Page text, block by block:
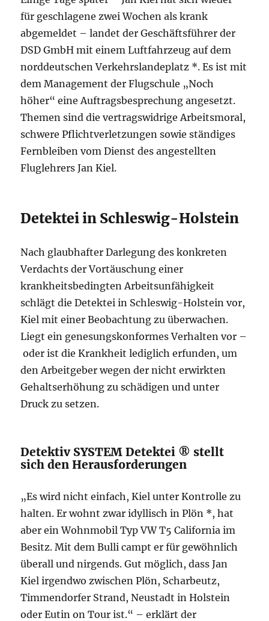
für geschlagene zwei Wochen als krank
abgemeldet – landet der Geschäftsführer der
DSD GmbH mit einem Luftfahrzeug auf dem
norddeutschen Verkehrslandeplatz *. Es ist mit
dem Management der Flugschule „Noch
höher“ eine Auftragsbesprechung angesetzt.
Themen sind die vertragswidrige Arbeitsmoral,
schwere Pflichtverletzungen sowie ständiges
Fernbleiben vom Dienst des angestellten
Fluglehrers Jan Kiel.
Detektei in Schleswig-Holstein
Nach glaubhafter Darlegung des konkreten
Verdachts der Vortäuschung einer
krankheitsbedingten Arbeitsunfähigkeit
schlägt die Detektei in Schleswig-Holstein vor,
Kiel mit einer Beobachtung zu überwachen.
Liegt ein genesungskonformes Verhalten vor –
oder ist die Krankheit lediglich erfunden, um
den Arbeitgeber wegen der nicht erwirkten
Gehaltserhöhung zu schädigen und unter
Druck zu setzen.
Detektiv SYSTEM Detektei ® stellt
sich den Herausforderungen
„Es wird nicht einfach, Kiel unter Kontrolle zu
halten. Er wohnt zwar idyllisch in Plön *, hat
aber ein Wohnmobil Typ VW T5 California im
Besitz. Mit dem Bulli campt er für gewöhnlich
überall und nirgends. Gut möglich, dass Jan
Kiel irgendwo zwischen Plön, Scharbeutz,
Timmendorfer Strand, Neustadt in Holstein
oder Eutin on Tour ist.“ – erklärt der